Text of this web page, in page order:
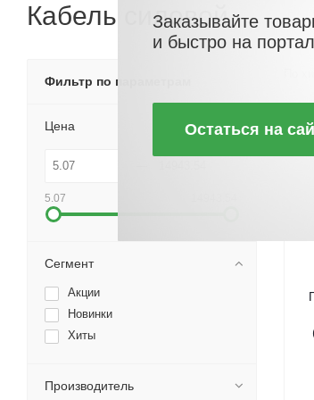
Кабель силовой
Фильтр по параметрам
Цена
5.07
Сегмент
Акции
Новинки
Хиты
Производитель
Заказывайте
и быстро на
Остаться на